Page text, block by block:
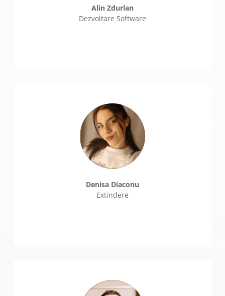
Alin Zdurlan
Dezvoltare Software
Denisa Diaconu
Extindere